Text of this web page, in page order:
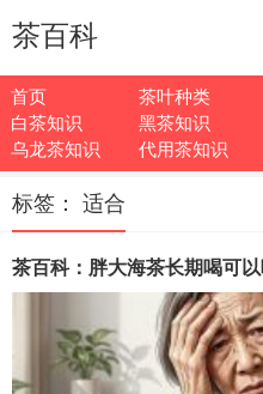
茶百科
首页 茶叶种类
白茶知识
黑茶知识
乌龙茶知识
代用茶知识
标签： 适合
茶百科：胖大海茶长期喝可